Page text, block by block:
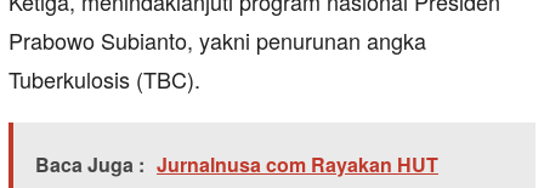
Prabowo Subianto, yakni penurunan angka
Tuberkulosis (TBC).
Baca Juga : Jurnalnusa com Rayakan HUT